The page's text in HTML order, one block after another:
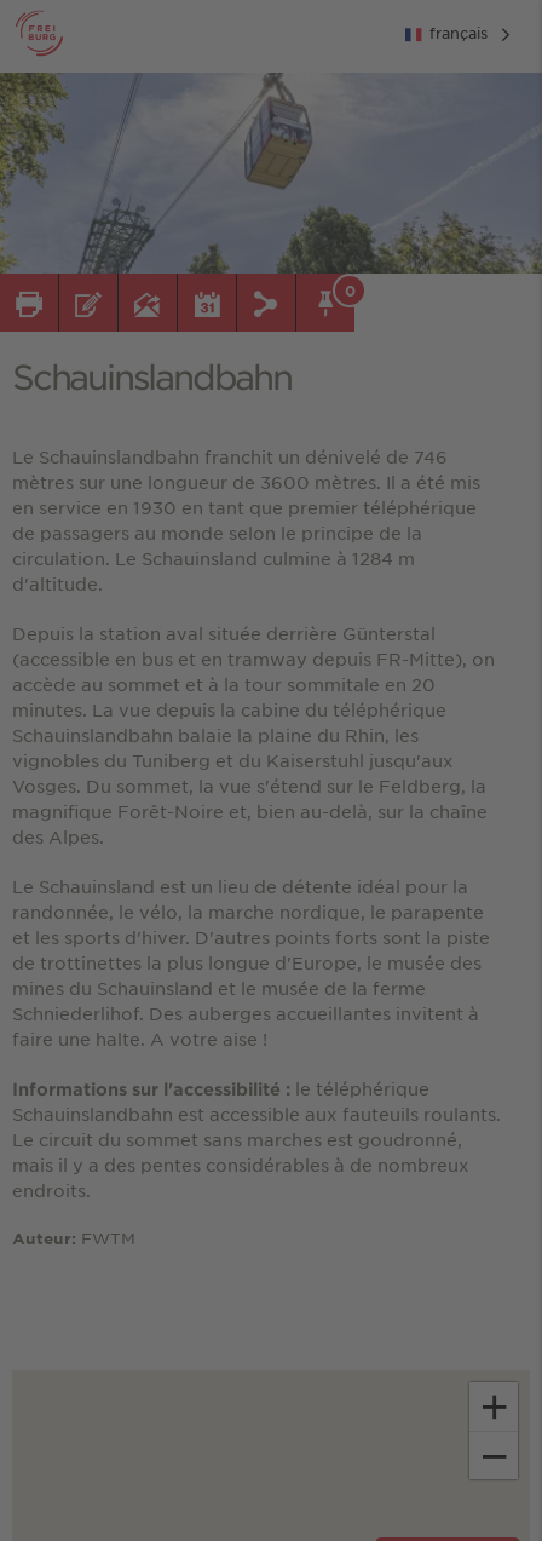
français
0
Schauinslandbahn
Le Schauinslandbahn franchit un dénivelé de 746
mètres sur une longueur de 3600 mètres. Il a été mis
en service en 1930 en tant que premier téléphérique
de passagers au monde selon le principe de la
circulation. Le Schauinsland culmine à 1284 m
d'altitude.
Depuis la station aval située derrière Günterstal
(accessible en bus et en tramway depuis FR-Mitte), on
accède au sommet et à la tour sommitale en 20
minutes. La vue depuis la cabine du téléphérique
Schauinslandbahn balaie la plaine du Rhin, les
vignobles du Tuniberg et du Kaiserstuhl jusqu'aux
Vosges. Du sommet, la vue s'étend sur le Feldberg, la
magnifique Forêt-Noire et, bien au-delà, sur la chaîne
des Alpes.
Le Schauinsland est un lieu de détente idéal pour la
randonnée, le vélo, la marche nordique, le parapente
et les sports d'hiver. D'autres points forts sont la piste
de trottinettes la plus longue d'Europe, le musée des
mines du Schauinsland et le musée de la ferme
Schniederlihof. Des auberges accueillantes invitent à
faire une halte. A votre aise !
Informations sur l'accessibilité : le téléphérique
Schauinslandbahn est accessible aux fauteuils roulants.
Le circuit du sommet sans marches est goudronné,
mais il y a des pentes considérables à de nombreux
endroits.
Auteur: FWTM
+
−